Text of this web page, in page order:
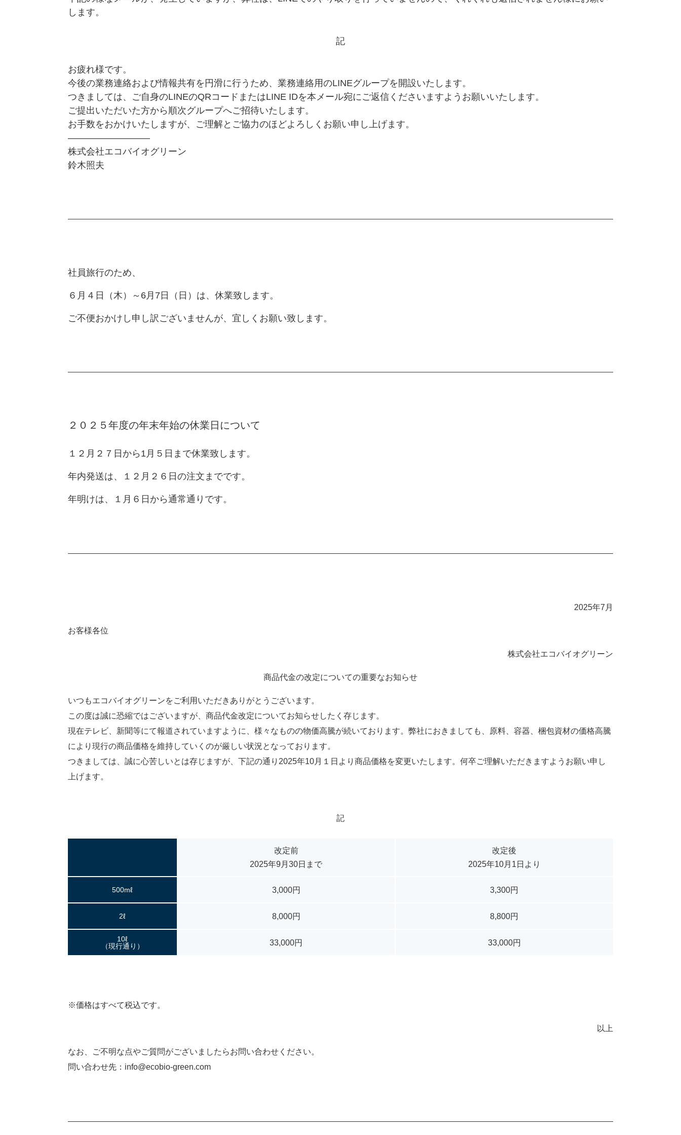
します。
記
お疲れ様です。
今後の業務連絡および情報共有を円滑に行うため、業務連絡用のLINEグループを開設いたします。
つきましては、ご自身のLINEのQRコードまたはLINE IDを本メール宛にご返信くださいますようお願いいたします。
ご提出いただいた方から順次グループへご招待いたします。
お手数をおかけいたしますが、ご理解とご協力のほどよろしくお願い申し上げます。
—————————
株式会社エコバイオグリーン
鈴木照夫
社員旅行のため、
６月４日（木）～6月7日（日）は、休業致します。
ご不便おかけし申し訳ございませんが、宜しくお願い致します。
２０２５年度の年末年始の休業日について
１２月２７日から1月５日まで休業致します。
年内発送は、１２月２６日の注文までです。
年明けは、１月６日から通常通りです。
2025年7月
お客様各位
株式会社エコバイオグリーン
商品代金の改定についての重要なお知らせ
いつもエコバイオグリーンをご利用いただきありがとうございます。
この度は誠に恐縮ではございますが、商品代金改定についてお知らせしたく存じます。
現在テレビ、新聞等にて報道されていますように、様々なものの物価高騰が続いております。弊社におきましても、原料、容器、梱包資材の価格高騰
により現行の商品価格を維持していくのが厳しい状況となっております。
つきましては、誠に心苦しいとは存じますが、下記の通り2025年10月１日より商品価格を変更いたします。何卒ご理解いただきますようお願い申し
上げます。
記
改定前
2025年9月30日まで
500mℓ 3,000円
2ℓ 8,000円
10ℓ
（現行通り）
33,000円
改定後
2025年10月1日より
3,300円
8,800円
33,000円
※価格はすべて税込です。
以上
なお、ご不明な点やご質問がございましたらお問い合わせください。
問い合わせ先：info@ecobio-green.com